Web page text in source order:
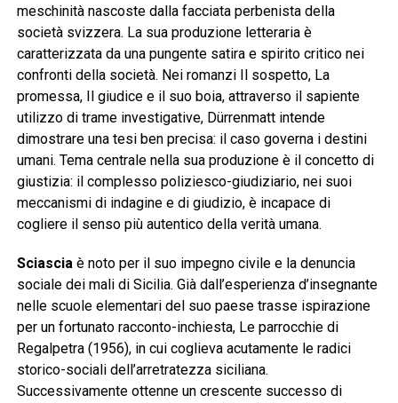
meschinità nascoste dalla facciata perbenista della
società svizzera. La sua produzione letteraria è
caratterizzata da una pungente satira e spirito critico nei
confronti della società. Nei romanzi Il sospetto, La
promessa, Il giudice e il suo boia, attraverso il sapiente
utilizzo di trame investigative, Dürrenmatt intende
dimostrare una tesi ben precisa: il caso governa i destini
umani. Tema centrale nella sua produzione è il concetto di
giustizia: il complesso poliziesco-giudiziario, nei suoi
meccanismi di indagine e di giudizio, è incapace di
cogliere il senso più autentico della verità umana.
Sciasciaè noto per il suo impegno civile e la denuncia
sociale dei mali di Sicilia. Già dall’esperienza d’insegnante
nelle scuole elementari del suo paese trasse ispirazione
per un fortunato racconto-inchiesta, Le parrocchie di
Regalpetra (1956), in cui coglieva acutamente le radici
storico-sociali dell’arretratezza siciliana.
Successivamente ottenne un crescente successo di